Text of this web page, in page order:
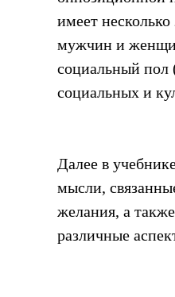
имеет
мужчин и
социальный пол
социальных и
Далее в
мысли,
желания, а
различные